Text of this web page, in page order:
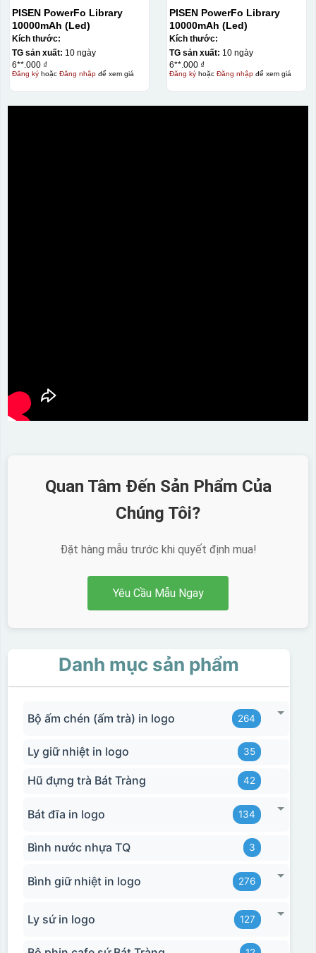
PISEN PowerFo Library
10000mAh (Led)
Kích thước:
TG sản xuất: 10 ngày
6**.000 ₫
Đăng kýhoặc Đăng nhậpđể xem giá
PISEN PowerFo Library
10000mAh (Led)
Kích thước:
TG sản xuất: 10 ngày
6**.000 ₫
Đăng kýhoặc Đăng nhậpđể xem giá
Quan Tâm Đến Sản Phẩm Của
Chúng Tôi?
Đặt hàng mẫu trước khi quyết định mua!
Yêu Cầu Mẫu Ngay
Danh mục sản phẩm
Bộ ấm chén (ấm trà) in logo 264
Ly giữ nhiệt in logo 35
Hũ đựng trà Bát Tràng 42
Bát đĩa in logo 134
Bình nước nhựa TQ 3
Bình giữ nhiệt in logo 276
Ly sứ in logo 127